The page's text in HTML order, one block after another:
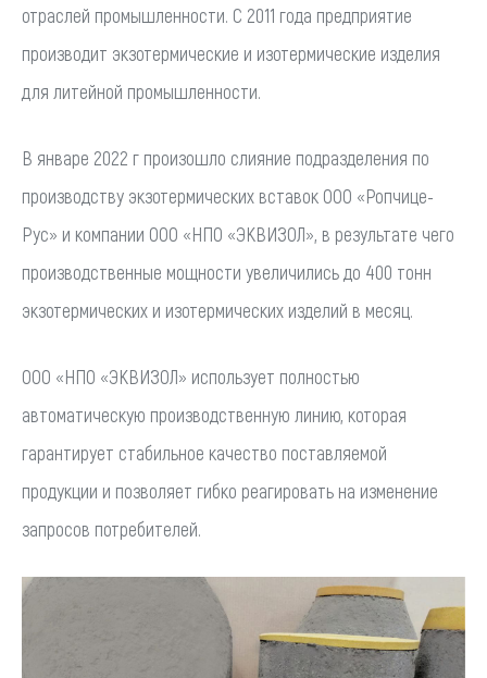
отраслей промышленности. С 2011 года предприятие
производит экзотермические и изотермические изделия
для литейной промышленности.
В январе 2022 г произошло слияние подразделения по
производству экзотермических вставок ООО «Ропчице-
Рус» и компании ООО «НПО «ЭКВИЗОЛ», в результате чего
производственные мощности увеличились до 400 тонн
экзотермических и изотермических изделий в месяц.
ООО «НПО «ЭКВИЗОЛ» использует полностью
автоматическую производственную линию, которая
гарантирует стабильное качество поставляемой
продукции и позволяет гибко реагировать на изменение
запросов потребителей.